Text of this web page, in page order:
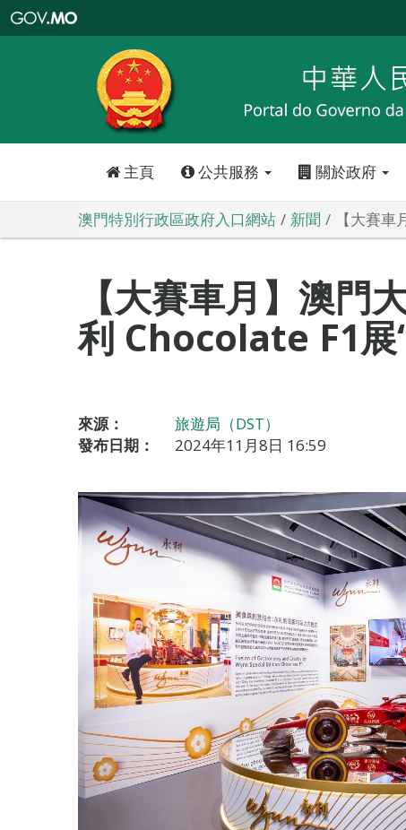
特
政
區
政
口
主頁 公共服務 關於政府
澳門特別行政區政府入口網站 新聞 【大賽
【大賽車月】澳門
利 Chocolate F1展
來源：
旅遊局（DST）
發布日期：
2024年11月8日 16:59